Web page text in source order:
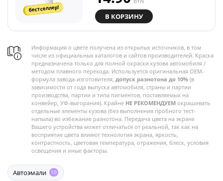
бестселлер!
В КОРЗИНУ
Информация о цвете получена из открытых источников, в том
числе из официальных каталогов и сайтов производителей. Краска
предназначена только для полной окраски кузова автомобиля /
методом плавного перехода. Используется оригинальная OEM-
формула завода-изготовителя, допуск разнотона до 10% (в
зависимости от года выпуска автомобиля, страны и партии
производства, партии и типа пигментов, поставляемых на
конвейер, УФ-выгорания). Крайне НЕ РЕКОМЕНДУЕМ окрашивать
отдельные элементы кузова (без выполнения пробного тест-
напыла) во избежание разнотона. Передача цвета на экране
Вашего устройства может отличаться от реальной, так как на
восприятие цвета влияют технология экрана, яркость,
контрастность, цветовая температура, отражения, блеск, условия
освещения и иные факторы.
Автоэмали 10